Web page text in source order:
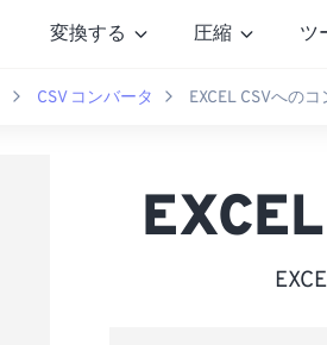
変換する 圧縮 ツ
CSV コンバータ EXCEL CSVへの